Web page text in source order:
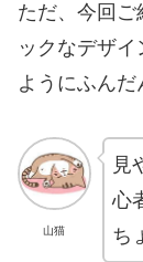
ただ、今回
ックなデザ
ようにふんだ
山猫
見
心
ち